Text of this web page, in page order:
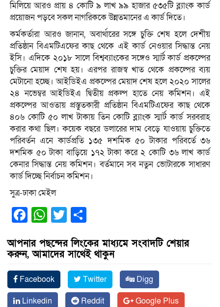
মিলিয়ে আরও প্রায় ৪ কোটি ৯ লাখ ৯৯ হাজার ৫৩৫টি ব্ল্যাংক কার্ড
প্রয়োজন পড়বে সকল নাগরিককে উন্নতমানের এ কার্ড দিতে।
কর্মকর্তারা আরও জানান, অবার্থারের সঙ্গে চুক্তি শেষ হলে দেশীয়
প্রতিষ্ঠান বিএমটিএফের কাছ থেকে এই কার্ড নেওয়ার সিদ্ধান্ত নেয়
ইসি। এদিকে ২০১৮ সালে বিশ্বব্যাংকের সঙ্গেও স্মার্ট কার্ড প্রকল্পের
চুক্তির মেয়াদ শেষ হয়। এরপর রাজস্ব খাত থেকে প্রকল্পের ব্যয়
মেটানো হচ্ছে। আইডিইএ প্রকল্পের মেয়াদ শেষ হলে ২০২০ সালের
২৪ নভেম্বর আইডিইএ দ্বিতীয় প্রকল্প হাতে নেয় কমিশন। এই
প্রকল্পের আওতায় প্রস্তুতকারী প্রতিষ্ঠান বিএমটিএফের কাছ থেকে
৪০৬ কোটি ৫০ লাখ টাকায় তিন কোটি ব্ল্যাংক স্মার্ট কার্ড সরবরাহ
করার কথা ছিল। কয়েক বছরে ডলারের দাম বেড়ে যাওয়ায় চুক্তিতে
পরিবর্তন এনে কার্ডপ্রতি ১৩৫ দশমিক ৫০ টাকার পরিবর্তে ৩৬
দশমিক ৫০ টাকা বাড়িয়ে ১৭২ টাকা করে ২ কোটি ৩৬ লাখ কার্ড
কেনার সিদ্ধান্ত নেয় কমিশন। বর্তমানে সব নতুন ভোটারকে সাধারণ
কার্ড দিচ্ছে নির্বাচন কমিশন।
সুত্র-ঢাকা মেইল
Facebook
WhatsApp
Twitter
আপনার পছন্দের লিংকের মাধ্যমে সংবাদটি শেয়ার
করুন, আমাদের সাথেই থাকুন
Facebook Twitter
Digg
Linkedin
Reddit
Google Plus